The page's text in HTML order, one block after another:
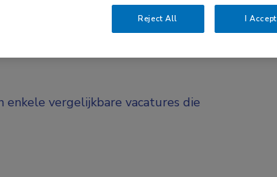
enkele vergelijkbare vacatures die
Reject All I Accept